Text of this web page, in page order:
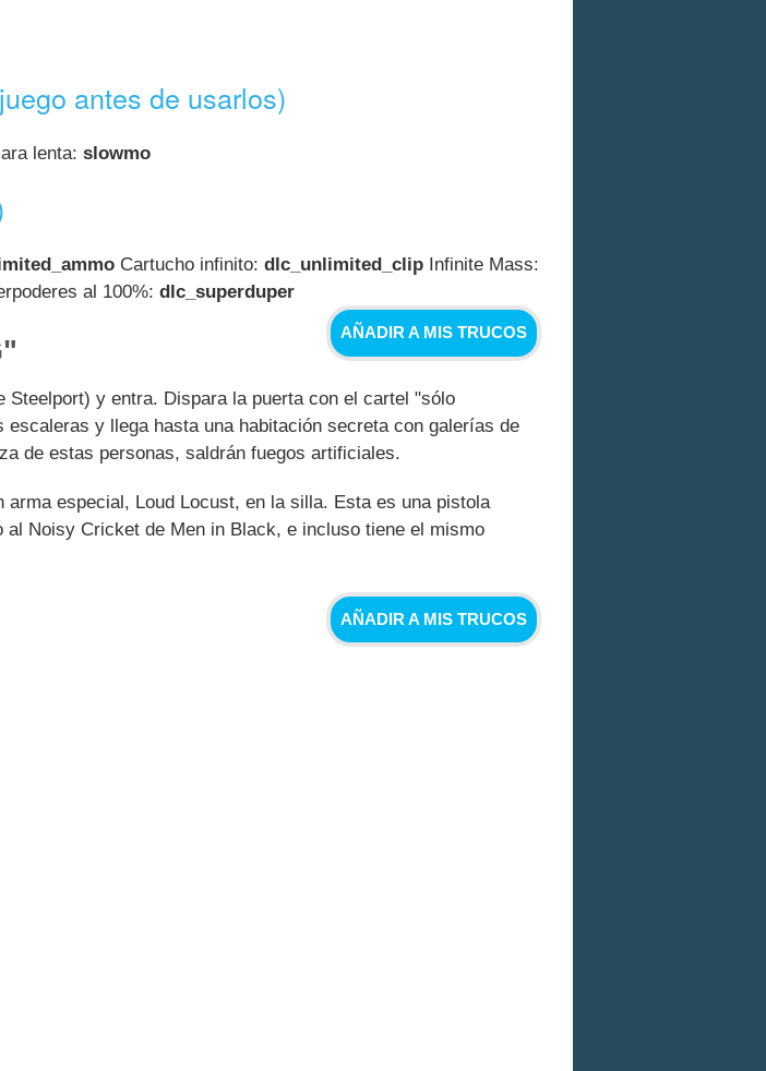
antes de usarlos)
lenta: slowmo
Cartucho infinito: dlc_unlimited_clip Infinite Mass:
al 100%: dlc_superduper
AÑADIR A MIS TRUCOS
y entra. Dispara la puerta con el cartel "sólo
y llega hasta una habitación secreta con galerías de
de estas personas, saldrán fuegos artificiales.
especial, Loud Locust, en la silla. Esta es una pistola
Noisy Cricket de Men in Black, e incluso tiene el mismo
AÑADIR A MIS TRUCOS